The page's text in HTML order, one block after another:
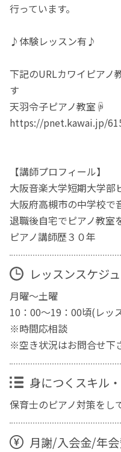
行っています。
♪体験レッスン有♪
下記のURLカワイピアノ
す
天羽令子ピアノ教室☟
https://pnet.kawai.jp/
【講師プロフィール】
大阪音楽大学短期大学部
大阪府高槻市の中学校で
退職後自宅でピアノ教室
ピアノ講師歴３０年
レッスンスケジ
月曜～土曜
10：00〜19：00頃(レッ
※時間応相談
※空き状況はお問合せ下
身につくスキル
保育士のピアノ対策をし
月謝/入会金/年